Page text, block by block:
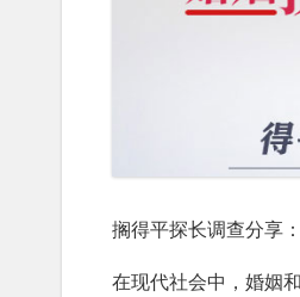
搁得平探长调查分享
在现代社会中，婚姻